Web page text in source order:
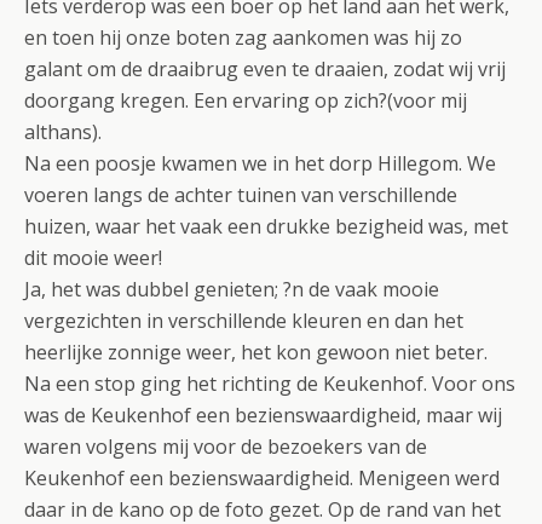
Iets verderop was een boer op het land aan het werk,
en toen hij onze boten zag aankomen was hij zo
galant om de draaibrug even te draaien, zodat wij vrij
doorgang kregen. Een ervaring op zich?(voor mij
althans).
Na een poosje kwamen we in het dorp Hillegom. We
voeren langs de achter tuinen van verschillende
huizen, waar het vaak een drukke bezigheid was, met
dit mooie weer!
Ja, het was dubbel genieten; ?n de vaak mooie
vergezichten in verschillende kleuren en dan het
heerlijke zonnige weer, het kon gewoon niet beter.
Na een stop ging het richting de Keukenhof. Voor ons
was de Keukenhof een bezienswaardigheid, maar wij
waren volgens mij voor de bezoekers van de
Keukenhof een bezienswaardigheid. Menigeen werd
daar in de kano op de foto gezet. Op de rand van het